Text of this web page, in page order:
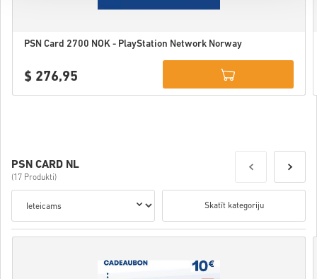
PSN Card 2700 NOK - PlayStation Network Norway
$ 276,95
PSN CARD NL
(17 Produkti)
Skatīt kategoriju